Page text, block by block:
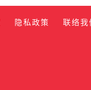
隐私政策 联络我